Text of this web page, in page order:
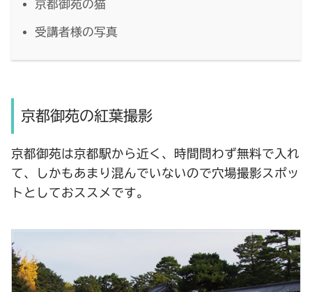
京都御苑の猫
受講者様の写真
京都御苑の紅葉撮影
京都御苑は京都駅から近く、時間問わず無料で入れ
て、しかもあまり混んでいないので穴場撮影スポッ
トとしておススメです。